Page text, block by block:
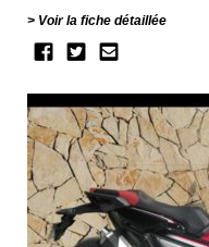
Voir la fiche détaillée